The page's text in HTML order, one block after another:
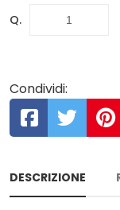
Q.
Condividi:
DESCRIZIONE